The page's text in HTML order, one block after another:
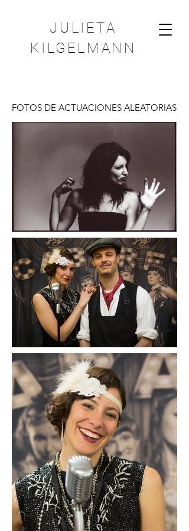
JULIETA
KILGELMANN
FOTOS DE ACTUACIONES ALEATORIAS